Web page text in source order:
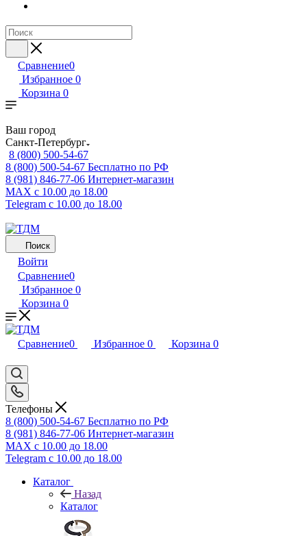
Сравнение0
Избранное 0
Корзина 0
Ваш город
Санкт-Петербург
8 (800) 500-54-67
8 (800) 500-54-67 Бесплатно по РФ
8 (981) 846-77-06 Интернет-магазин
MAX с 10.00 до 18.00
Telegram с 10.00 до 18.00
Поиск
Войти
Сравнение0
Избранное 0
Корзина 0
Сравнение0 Избранное 0 Корзина 0
Телефоны
8 (800) 500-54-67 Бесплатно по РФ
8 (981) 846-77-06 Интернет-магазин
MAX с 10.00 до 18.00
Telegram с 10.00 до 18.00
Каталог
Назад
Каталог